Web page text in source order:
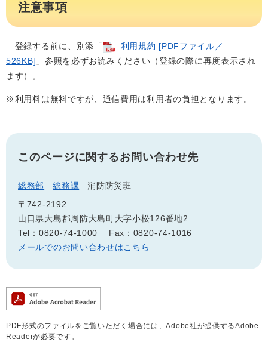
注意事項
登録する前に、別添「
利用規約 [PDFファイル／
526KB] 」参照を必ずお読みください（登録の際に再度表示され
ます）。
※利用料は無料ですが、通信費用は利用者の負担となります。
このページに関するお問い合わせ先
総務部 総務課
消防防災班
〒742-2192
山口県大島郡周防大島町大字小松126番地2
Tel：0820-74-1000
Fax：0820-74-1016
メールでのお問い合わせはこちら
PDF形式のファイルをご覧いただく場合には、Adobe社が提供するAdobe
Readerが必要です。